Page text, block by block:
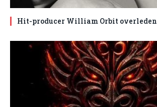
Hit-producer William Orbit overleden